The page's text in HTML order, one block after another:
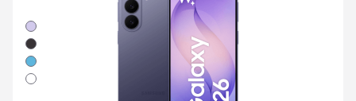
Violet
Noir
Bleu
Blanc